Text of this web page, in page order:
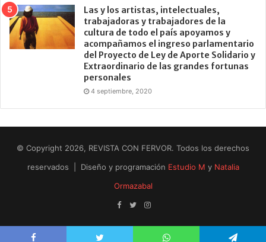
Las y los artistas, intelectuales,
trabajadoras y trabajadores de la
cultura de todo el país apoyamos y
acompañamos el ingreso parlamentario
del Proyecto de Ley de Aporte Solidario y
Extraordinario de las grandes fortunas
personales
4 septiembre, 2020
© Copyright 2026, REVISTA CON FERVOR. Todos los derechos
reservados | Diseño y programación Estudio M y Natalia
Ormazabal